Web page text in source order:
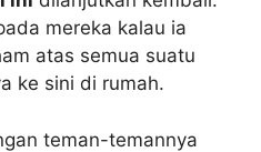
mereka kalau ia
atas semua suatu
ke sini di rumah.
teman-temannya